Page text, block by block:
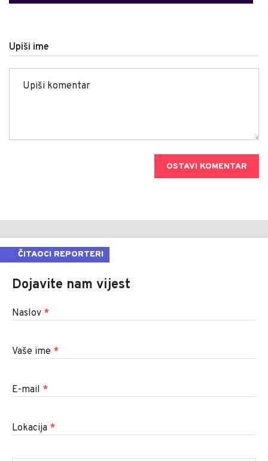
Upiši ime
OSTAVI KOMENTAR
ČITAOCI REPORTERI
Dojavite nam vijest
Naslov *
Vaše ime *
E-mail *
Lokacija *